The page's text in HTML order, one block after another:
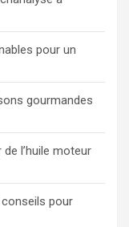
pour un
gourmandes
l’huile moteur
pour